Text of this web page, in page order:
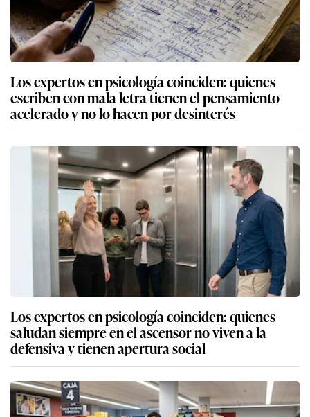
Los expertos en psicología coinciden: quienes
escriben con mala letra tienen el pensamiento
acelerado y no lo hacen por desinterés
Los expertos en psicología coinciden: quienes
saludan siempre en el ascensor no viven a la
defensiva y tienen apertura social